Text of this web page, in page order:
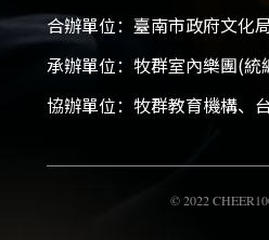
會員專區
合辦單位：臺南市政府文化
承辦單位：牧群室內樂團(統
協辦單位：牧群教育機構、
© 2022